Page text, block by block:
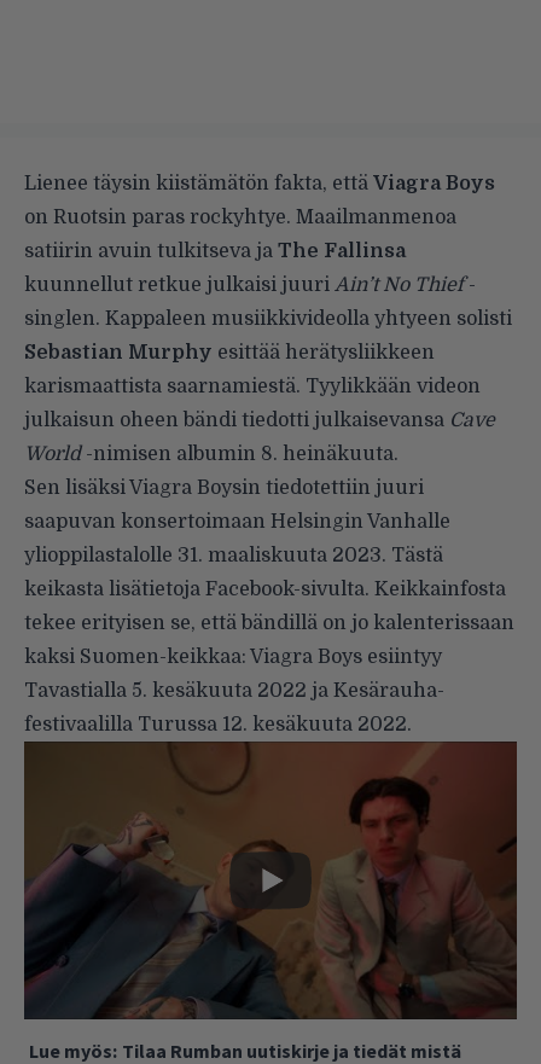
Lienee täysin kiistämätön fakta, että Viagra Boys
on Ruotsin paras rockyhtye. Maailmanmenoa
satiirin avuin tulkitseva ja The Fallinsa
kuunnellut retkue julkaisi juuri Ain’t No Thief-
singlen. Kappaleen musiikkivideolla yhtyeen solisti
Sebastian Murphy esittää herätysliikkeen
karismaattista saarnamiestä. Tyylikkään videon
julkaisun oheen bändi tiedotti julkaisevansa Cave
World-nimisen albumin 8. heinäkuuta.
Sen lisäksi Viagra Boysin tiedotettiin juuri
saapuvan konsertoimaan Helsingin Vanhalle
ylioppilastalolle 31. maaliskuuta 2023. Tästä
keikasta lisätietoja Facebook-sivulta. Keikkainfosta
tekee erityisen se, että bändillä on jo kalenterissaan
kaksi Suomen-keikkaa: Viagra Boys esiintyy
Tavastialla 5. kesäkuuta 2022 ja Kesärauha-
festivaalilla Turussa 12. kesäkuuta 2022.
Lue myös: Tilaa Rumban uutiskirje ja tiedät mistä